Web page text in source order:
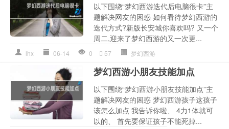
以下围绕“梦幻西游迭代后电脑很卡”主
题解决网友的困惑 如何看待梦幻西游的
迭代方式?新版长安城你喜欢吗? 又一个
周二,迎来了梦幻西游的又一次更...
lhx 06-14 0 57 梦幻西游
梦幻西游小朋友技能加点
以下围绕“梦幻西游小朋友技能加点”主
题解决网友的困惑 梦幻西游孩子这孩子
该怎么加点 我告诉你啦、 4力1体就可
以的、 首先要保证孩子不能死掉...